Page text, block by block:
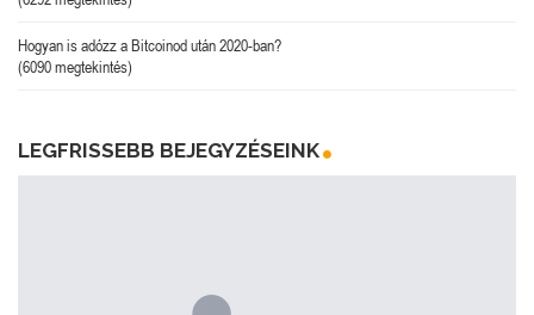
Hogyan is adózz a Bitcoinod után 2020-ban?
(6090 megtekintés)
LEGFRISSEBB BEJEGYZÉSEINK